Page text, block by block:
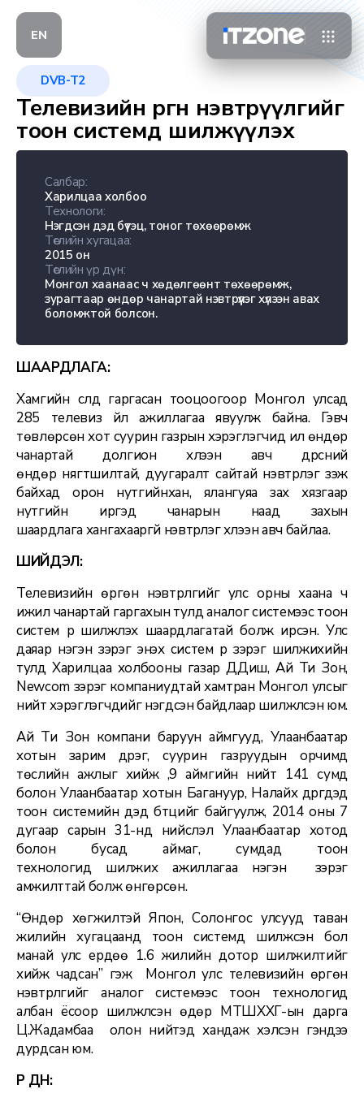
EN
DVB-T2
Телевизийн өргөн нэвтрүүлгийг
тоон системд шилжүүлэх
Салбар:
Харилцаа холбоо
Технологи:
Нэгдсэн дэд бүтэц, тоног төхөөрөмж
Төслийн хугацаа:
2015 он
Төслийн үр дүн:
Монгол хаанаас ч хөдөлгөөнт төхөөрөмж,
зурагтаар өндөр чанартай нэвтрүүлэг хүлээн авах
боломжтой болсон.
ШААРДЛАГА:
Хамгийн сүүлд гаргасан тооцоогоор Монгол улсад
285 телевиз үйл ажиллагаа явуулж байна. Гэвч
төвлөрсөн хот суурин газрын хэрэглэгчид илүү өндөр
чанартай долгион хүлээн авч дүрсний
өндөр нягтшилтай, дуугаралт сайтай нэвтрүүлэг үзэж
байхад орон нутгийнхан, ялангуяа зах хязгаар
нутгийн иргэд чанарын наад захын
шаардлага хангахааргүй нэвтрүүлэг хүлээн авч байлаа.
ШИЙДЭЛ:
Телевизийн өргөн нэвтрүүлгийг улс орны хаана ч
ижил чанартай гаргахын тулд аналог системээс тоон
систем рүү шилжүүлэх шаардлагатай болж ирсэн. Улс
даяар нэгэн зэрэг энэхүү систем рүү зэрэг шилжихийн
тулд Харилцаа холбооны газар ДДиш, Ай Ти Зон,
Newcom зэрэг компаниудтай хамтран Монгол улсыг
нийт хэрэглэгчдийг нэгдсэн байдлаар шилжүүлсэн юм.
Ай Ти Зон компани баруун аймгууд, Улаанбаатар
хотын зарим дүүрэг, суурин газруудын орчимд
төслийн ажлыг хийж ,9 аймгийн нийт 141 сумд
болон Улаанбаатар хотын Багануур, Налайх дүүргүүдэд
тоон системийн дэд бүтцийг байгуулж, 2014 оны 7
дугаар сарын 31-нд нийслэл Улаанбаатар хотод
болон бусад аймаг, сумдад тоон
технологид шилжих ажиллагаа нэгэн зэрэг
амжилттай болж өнгөрсөн.
“Өндөр хөгжилтэй Япон, Солонгос улсууд таван
жилийн хугацаанд тоон системд шилжсэн бол
манай улс ердөө 1.6 жилийн дотор шилжилтийг
хийж чадсан” гэж Монгол улс телевизийн өргөн
нэвтрүүлгийг аналог системээс тоон технологид
албан ёсоор шилжүүлсэн өдөр МТШХХГ-ын дарга
Ц.Жадамбаа олон нийтэд хандаж хэлсэн үгэндээ
дурдсан юм.
ҮР ДҮН: